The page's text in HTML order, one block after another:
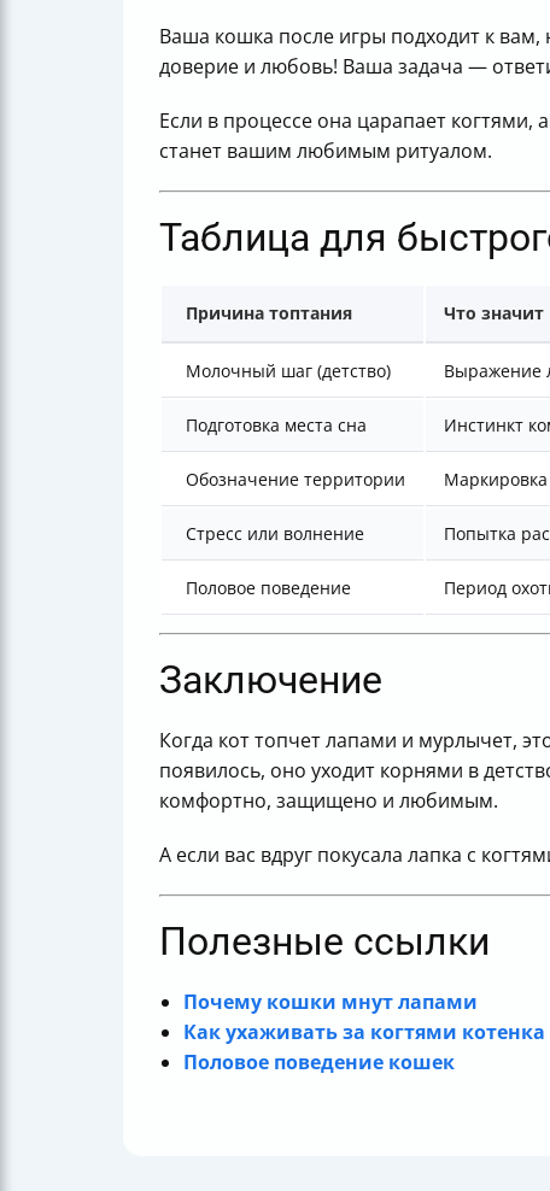
Ваша кошка после игры подходит к вам,
доверие и любовь! Ваша задача —
Если в процессе она царапает когтями,
станет вашим любимым ритуалом.
Таблица для
Причина топтания Что значит
Молочный шаг (детство) Выражение
Подготовка места сна Инстинкт
Обозначение территории
Стресс или волнение Попытка
Половое поведение Период
Заключение
Когда кот топчет лапами и мурлычет,
появилось, оно уходит корнями в
комфортно, защищено и любимым.
А если вас вдруг покусала лапка с
Полезные ссылки
Почему кошки мнут лапами
Как ухаживать за когтями котенка
Половое поведение кошек